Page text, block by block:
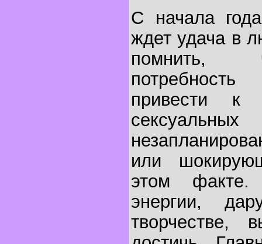
С начала
ждет удача в
помнить,
привести к
или
этом факте.
энергии,
творчестве,